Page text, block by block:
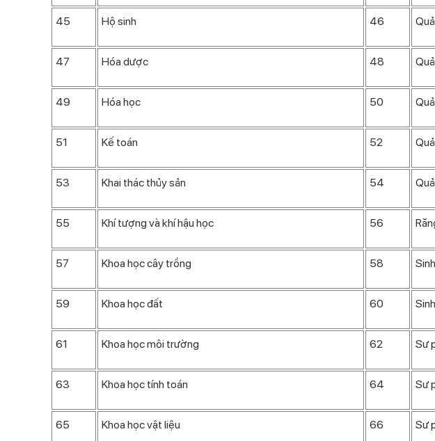
45 Hộ sinh 46
47 Hóa dược 48
49 Hóa học 50
51 Kế toán 52
53 Khai thác thủy sản 54
55 Khí tượng và khí hậu học 56
57 Khoa học cây trồng 58
59 Khoa học đất 60
61 Khoa học môi trường 62 Sư
63 Khoa học tính toán 64 Sư
65 Khoa học vật liệu 66 Sư